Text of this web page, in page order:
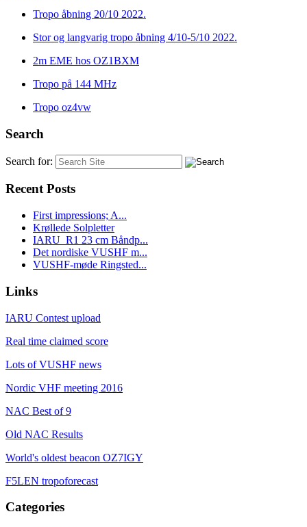
Tropo åbning 20/10 2022.
Stor og langvarig tropo åbning 4/10-5/10 2022.
2m EME hos OZ1BXM
Tropo på 144 MHz
Tropo oz4vw
Search
Search for:
Recent Posts
First impressions; A...
Krøllede Solpletter
IARU_R1 23 cm Båndp...
Det nordiske VUSHF m...
VUSHF-møde Ringsted...
Links
IARU Contest upload
Real time claimed score
Lots of VUSHF news
Nordic VHF meeting 2016
NAC Best of 9
Old NAC Results
World's oldest beacon OZ7IGY
F5LEN tropoforecast
Categories